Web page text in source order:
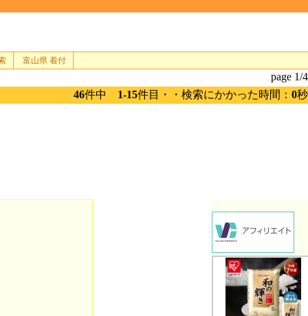
page 1/4
46件中 1-15件目・・検索にかかった時間： 0秒
富山県 着付